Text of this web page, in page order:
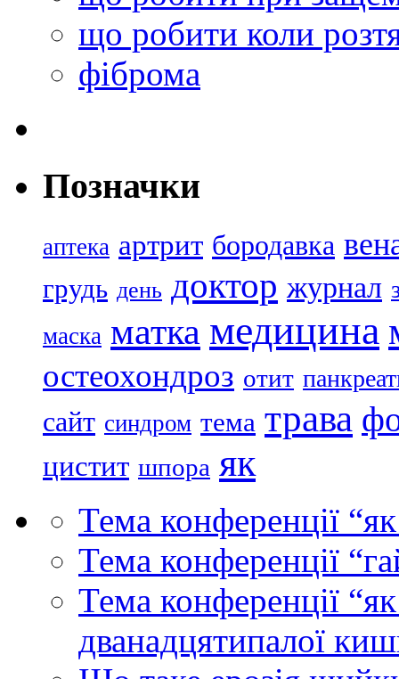
що робити коли
фіброма
Позначки
аптека артрит бородавка
грудь день доктор журнал
маска матка медицина
остеохондроз отит
сайт синдром тема трава
цистит шпора як
Тема конференції
Тема конференції
Тема конференції
дванадцятипалої